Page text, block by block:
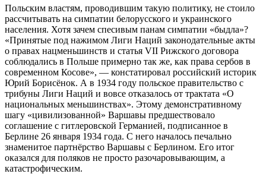
Польским властям, проводившим такую политику, не стоило
рассчитывать на симпатии белорусского и украинского
населения. Хотя зачем спесивым панам симпатии «быдла»?
«Принятые под нажимом Лиги Наций законодательные акты
о правах нацменьшинств и статья VII Рижского договора
соблюдались в Польше примерно так же, как права сербов в
современном Косове», — констатировал российский историк
Юрий Борисёнок. А в 1934 году польское правительство с
трибуны Лиги Наций и вовсе отказалось от трактата «О
национальных меньшинствах». Этому демонстративному
шагу «цивилизованной» Варшавы предшествовало
соглашение с гитлеровской Германией, подписанное в
Берлине 26 января 1934 года. С него началось печально
знаменитое партнёрство Варшавы с Берлином. Его итог
оказался для поляков не просто разочаровывающим, а
катастрофическим.